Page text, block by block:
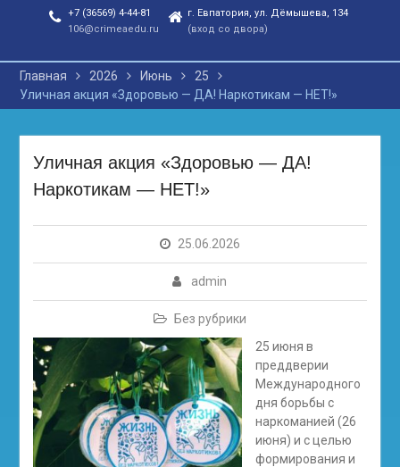
+7 (36569) 4-44-81
106@crimeaedu.ru
г. Евпатория, ул. Дёмышева, 134
(вход со двора)
Главная 2026 Июнь
25
Уличная акция «Здоровью — ДА! Наркотикам — НЕТ!»
Уличная акция «Здоровью — ДА!
Наркотикам — НЕТ!»
25.06.2026
admin
Без рубрики
25 июня в
преддверии
Международного
дня борьбы с
наркоманией (26
июня) и с целью
формирования и